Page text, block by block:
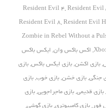
Resident Evil 4,Resident Evil
Resident Evil 8,Resident Evil
Zombie in Rebel Without a
, اکس باکس وان, ایکس باکس
,بازی اکشن,بازی ایکس باکس,بازی
جنگی,بازی خشن,بازی خوب,بازی
,بازی قدیمی,بازی ماجراجویی,بازی
فور,بازی کامپیوتری,بازی گوشی,